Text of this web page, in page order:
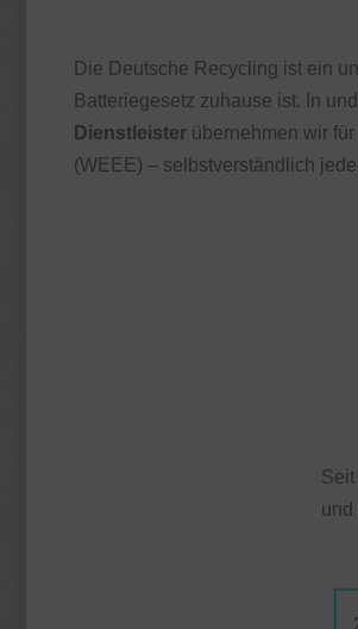
Die Deutsche Recycling ist ein
Batteriegesetz zuhause ist. In
Dienstleister übernehmen wir
(WEEE) – selbstverständlich
und